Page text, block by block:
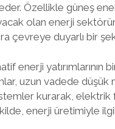
Özellikle güneş
olan enerji
çevreye duyarlı bir
enerji yatırımlarının
uzun vadede
kurarak, elektrik
enerji üretimiyle